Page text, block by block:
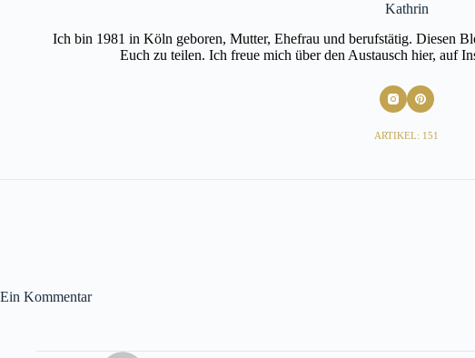
Kathrin
Ich bin 1981 in Köln geboren, Mutter, Ehefrau und berufstätig. Diesen
Euch zu teilen. Ich freue mich über den Austausch hier, auf
ARTIKEL: 151
Ein Kommentar